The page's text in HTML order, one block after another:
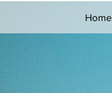
Home